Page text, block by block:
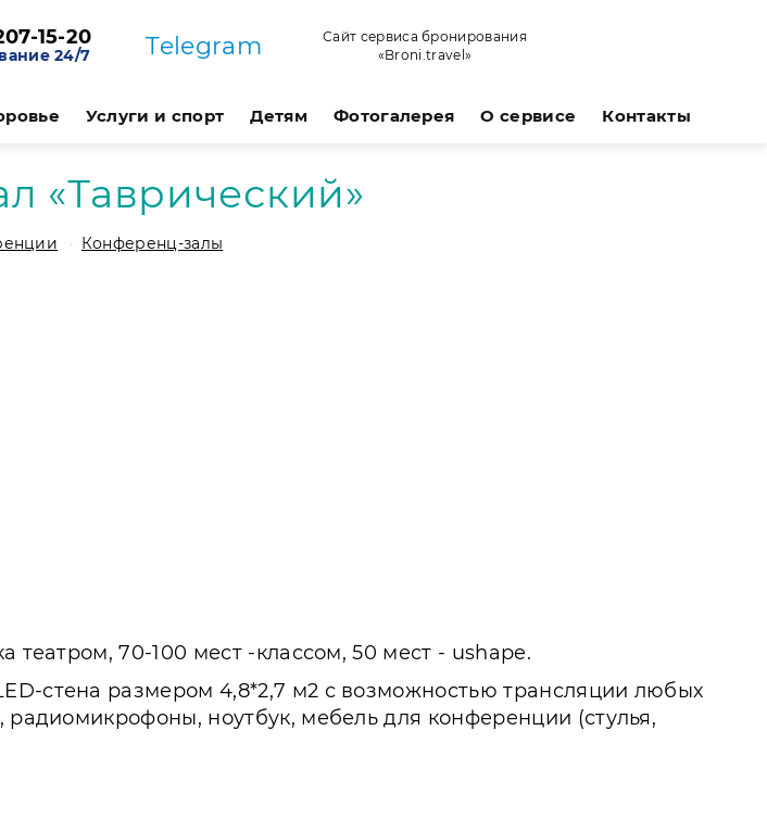
15-20
24/7 Telegram
Сайт сервиса бронирования
«Broni.travel»
Услуги и спорт Детям Фотогалерея О сервисе Контакты
«Таврический»
Конференц-залы
70-100 мест -классом, 50 мест - ushape.
стена размером 4,8*2,7 м2 с возможностью трансляции любых
радиомикрофоны, ноутбук, мебель для конференции (стулья,